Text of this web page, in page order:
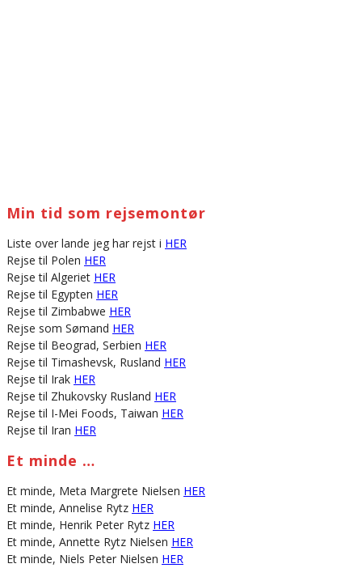
Min tid som rejsemontør
Liste over lande jeg har rejst i HER
Rejse til Polen HER
Rejse til Algeriet HER
Rejse til Egypten HER
Rejse til Zimbabwe HER
Rejse som Sømand HER
Rejse til Beograd, Serbien HER
Rejse til Timashevsk, Rusland HER
Rejse til Irak HER
Rejse til Zhukovsky Rusland HER
Rejse til I-Mei Foods, Taiwan HER
Rejse til Iran HER
Et minde …
Et minde, Meta Margrete Nielsen HER
Et minde, Annelise Rytz HER
Et minde, Henrik Peter Rytz HER
Et minde, Annette Rytz Nielsen HER
Et minde, Niels Peter Nielsen HER